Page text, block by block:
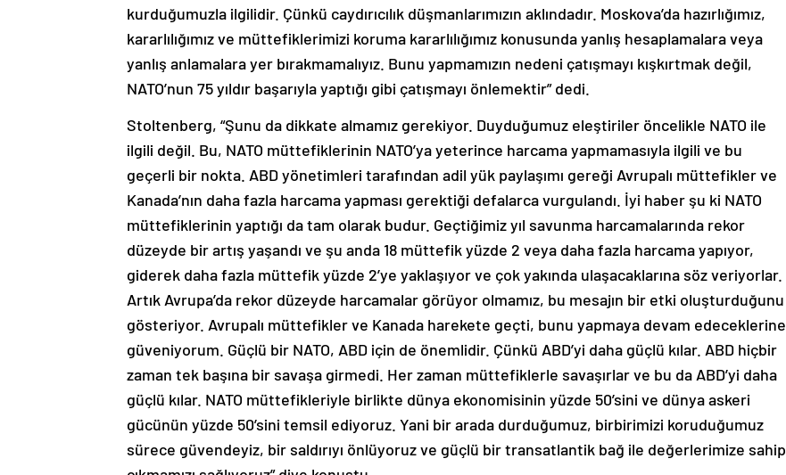
kurduğumuzla ilgilidir. Çünkü caydırıcılık düşmanlarımızın aklındadır. Moskova’da hazırlığımız,
kararlılığımız ve müttefiklerimizi koruma kararlılığımız konusunda yanlış hesaplamalara veya
yanlış anlamalara yer bırakmamalıyız. Bunu yapmamızın nedeni çatışmayı kışkırtmak değil,
NATO’nun 75 yıldır başarıyla yaptığı gibi çatışmayı önlemektir” dedi.
Stoltenberg, “Şunu da dikkate almamız gerekiyor. Duyduğumuz eleştiriler öncelikle NATO ile
ilgili değil. Bu, NATO müttefiklerinin NATO’ya yeterince harcama yapmamasıyla ilgili ve bu
geçerli bir nokta. ABD yönetimleri tarafından adil yük paylaşımı gereği Avrupalı müttefikler ve
Kanada’nın daha fazla harcama yapması gerektiği defalarca vurgulandı. İyi haber şu ki NATO
müttefiklerinin yaptığı da tam olarak budur. Geçtiğimiz yıl savunma harcamalarında rekor
düzeyde bir artış yaşandı ve şu anda 18 müttefik yüzde 2 veya daha fazla harcama yapıyor,
giderek daha fazla müttefik yüzde 2’ye yaklaşıyor ve çok yakında ulaşacaklarına söz veriyorlar.
Artık Avrupa’da rekor düzeyde harcamalar görüyor olmamız, bu mesajın bir etki oluşturduğunu
gösteriyor. Avrupalı müttefikler ve Kanada harekete geçti, bunu yapmaya devam edeceklerine
güveniyorum. Güçlü bir NATO, ABD için de önemlidir. Çünkü ABD’yi daha güçlü kılar. ABD hiçbir
zaman tek başına bir savaşa girmedi. Her zaman müttefiklerle savaşırlar ve bu da ABD’yi daha
güçlü kılar. NATO müttefikleriyle birlikte dünya ekonomisinin yüzde 50’sini ve dünya askeri
gücünün yüzde 50’sini temsil ediyoruz. Yani bir arada durduğumuz, birbirimizi koruduğumuz
sürece güvendeyiz, bir saldırıyı önlüyoruz ve güçlü bir transatlantik bağ ile değerlerimize sahip